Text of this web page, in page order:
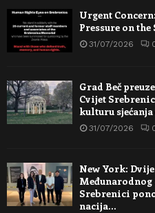
Urgent
Pressure on
31/07/2026
Grad Beč
Cvijet
kulturu
31/07/2026
New York:
Međunarodnog
Srebrenici
nacija…